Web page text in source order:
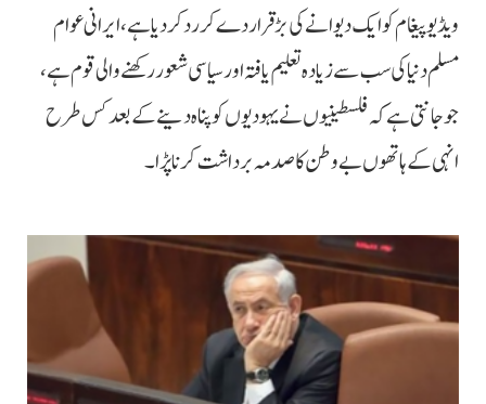
ویڈیو پیغام کو ایک دیوانے کی بڑ قرار دے کر رد کر دیا ہے، ایرانی عوام
مسلم دنیا کی سب سے زیادہ تعلیم یافتہ اور سیاسی شعور رکھنے والی قوم ہے،
جو جانتی ہے کہ فلسطینیوں نے یہودیوں کو پناہ دینے کے بعد کس طرح
انہی کے ہاتھوں بے وطن کا صدمہ برداشت کرنا پڑا۔